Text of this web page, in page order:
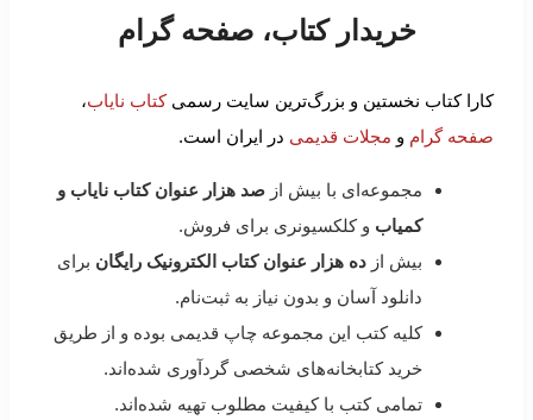
خریدار کتاب، صفحه گرام
کارا کتاب نخستین و بزرگ‌ترین سایت رسمیکتاب نایاب،
صفحه گرام و مجلات قدیمی در ایران است.
مجموعه‌ای با بیش از صد هزار عنوان کتاب نایاب و
کمیاب و کلکسیونری برای فروش.
بیش از ده هزار عنوان کتاب الکترونیک رایگان برای
دانلود آسان و بدون نیاز به ثبت‌نام.
کلیه کتب این مجموعه چاپ قدیمی بوده و از طریق
خرید کتابخانه‌های شخصی گردآوری شده‌اند.
تمامی کتب با کیفیت مطلوب تهیه شده‌اند.